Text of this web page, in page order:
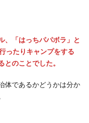
、「はっちパパボラ」と
ったりキャンプをする
のことでした。
体であるかどうかは分か